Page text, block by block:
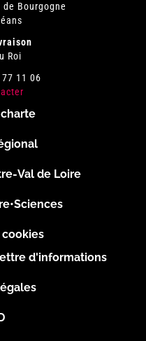
Bourgogne
Roi
11 06
Val de Loire
d'informations